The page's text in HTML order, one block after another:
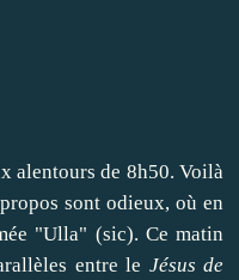
alentours de 8h50. Voilà
sont odieux, où en
"Ulla" (sic). Ce matin
entre le Jésus de